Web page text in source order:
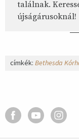
találnak.
újságárusoknál!
címkék: Bethesda